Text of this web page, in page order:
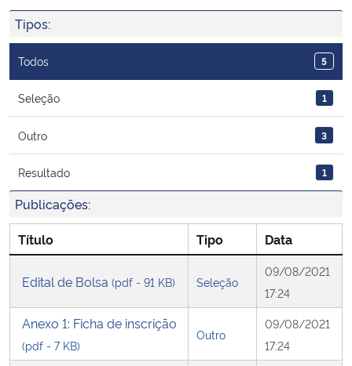
Ministério da Cidadania
Ministério da Saúde
Ministério de Minas e Energia
Ministério da Ciência, Tecnologia, Inovações e Comunicações
Ministério do Meio Ambiente
Ministério do Turismo
Ministério da Mulher, da Família e dos Direitos Humanos
Tipos:
Todos 5
Seleção 1
Outro 3
Resultado 1
Publicações:
Título Tipo Data
Edital de Bolsa (pdf - 91 KB) Seleção
09/08/2021
17:24
Anexo 1: Ficha de inscrição
(pdf - 7 KB)
Outro
09/08/2021
17:24